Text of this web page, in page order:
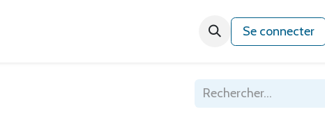
Qui sommes-nous ?
Se connecter